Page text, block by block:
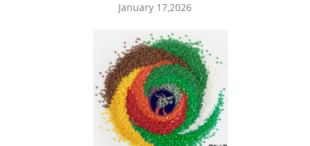
January 17,2026